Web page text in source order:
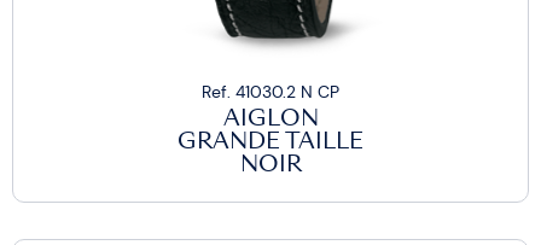
Ref. 41030.2 N CP
AIGLON
GRANDE TAILLE
NOIR